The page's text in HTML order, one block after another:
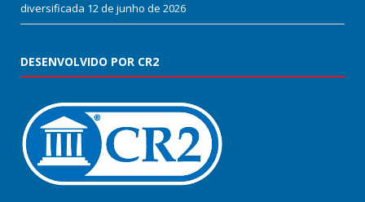
diversificada 12 de junho de 2026
DESENVOLVIDO POR CR2